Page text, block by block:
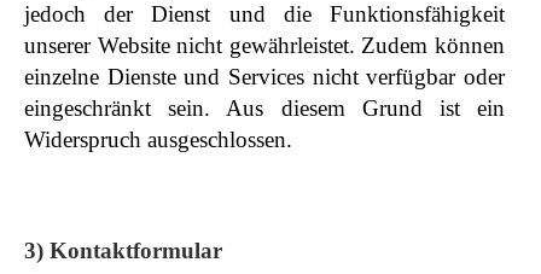
jedoch der Dienst und die Funktionsfähigkeit
unserer Website nicht gewährleistet. Zudem können
einzelne Dienste und Services nicht verfügbar oder
eingeschränkt sein. Aus diesem Grund ist ein
Widerspruch ausgeschlossen.
3) Kontaktformular